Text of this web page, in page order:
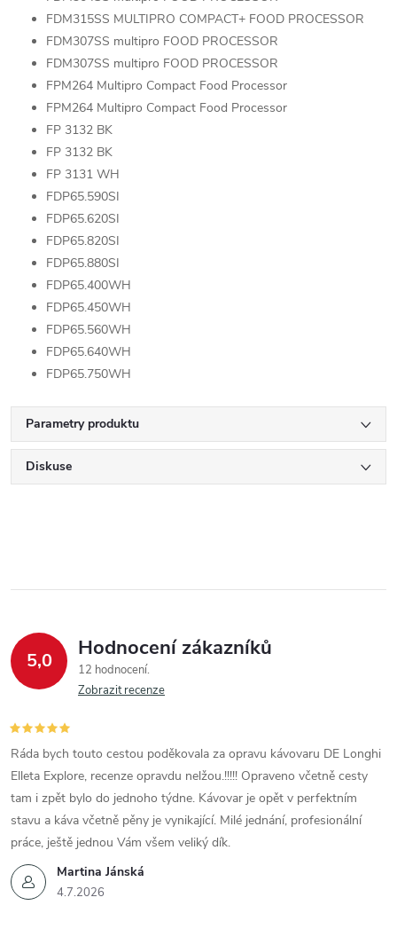
FDM315SS MULTIPRO COMPACT+ FOOD PROCESSOR
FDM307SS multipro FOOD PROCESSOR
FDM307SS multipro FOOD PROCESSOR
FPM264 Multipro Compact Food Processor
FPM264 Multipro Compact Food Processor
FP 3132 BK
FP 3132 BK
FP 3131 WH
FDP65.590SI
FDP65.620SI
FDP65.820SI
FDP65.880SI
FDP65.400WH
FDP65.450WH
FDP65.560WH
FDP65.640WH
FDP65.750WH
Parametry produktu
Diskuse
5,0 Hodnocení zákazníků
12 hodnocení
Zobrazit recenze
Martina Jánská
4.7.2026
Ráda bych touto cestou poděkovala za opravu kávovaru DE Longhi
Elleta Explore, recenze opravdu nelžou.!!!!! Opraveno včetně cesty
tam i zpět bylo do jednoho týdne. Kávovar je opět v perfektním
stavu a káva včetně pěny je vynikající. Milé jednání, profesionální
práce, ještě jednou Vám všem veliký dík.